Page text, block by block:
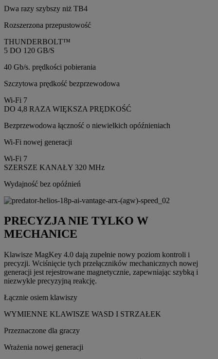
Dwa razy szybszy niż TB4
Rozszerzona przepustowość
THUNDERBOLT™
5 DO 120 GB/S
40 Gb/s. prędkości pobierania
Szczytowa prędkość bezprzewodowa
Wi-Fi 7
DO 4,8 RAZA WIĘKSZA PRĘDKOŚĆ
Bezprzewodowa łączność o niewielkich opóźnieniach
Wi-Fi nowej generacji
Wi-Fi 7
SZERSZE KANAŁY 320 MHz
Wydajność bez opóźnień
PRECYZJA NIE TYLKO W
MECHANICE
Klawisze MagKey 4.0 dają zupełnie nowy poziom kontroli i
precyzji. Wciśnięcie tych przełączników mechanicznych nowej
generacji jest rejestrowane magnetycznie, zapewniając szybką i
niezwykle precyzyjną reakcję.
Łącznie osiem klawiszy
WYMIENNE KLAWISZE WASD I STRZAŁEK
Przeznaczone dla graczy
Wrażenia nowej generacji